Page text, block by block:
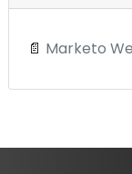
📄 Marketo